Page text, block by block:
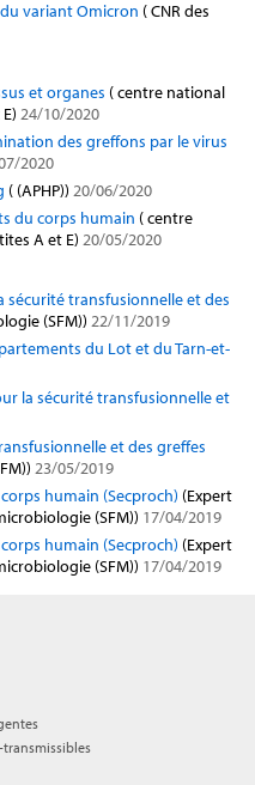
variant Omicron ( CNR des
et organes ( centre national
24/10/2020
des greffons par le virus
2020
( (APHP)) 20/06/2020
du corps humain ( centre
A et E) 20/05/2020
sécurité transfusionnelle et des
(SFM)) 22/11/2019
du Lot et du Tarn-et-
la sécurité transfusionnelle et
et des greffes
23/05/2019
humain (Secproch) (Expert
(SFM)) 17/04/2019
humain (Secproch) (Expert
(SFM)) 17/04/2019